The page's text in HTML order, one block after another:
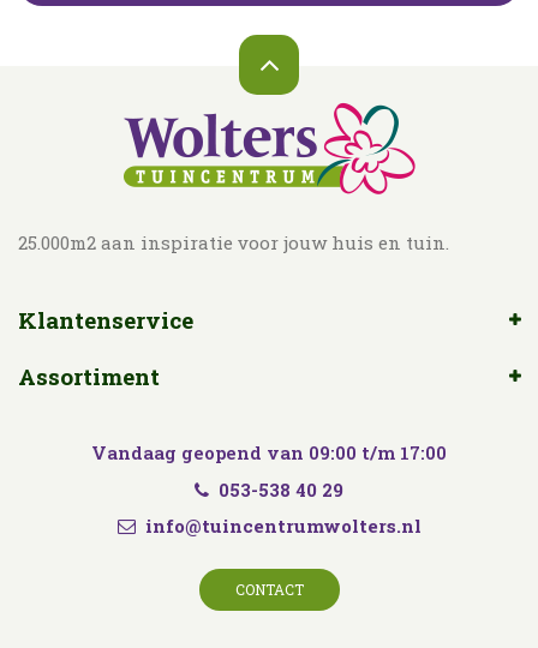
25.000m2 aan inspiratie voor jouw huis en tuin.
Klantenservice
Assortiment
Vandaag geopend van 09:00 t/m 17:00
053-538 40 29
info@tuincentrumwolters.nl
CONTACT